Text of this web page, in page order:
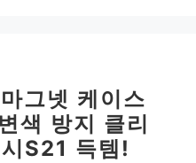
그넷 케이스
색 방지 클리
S21 득템!